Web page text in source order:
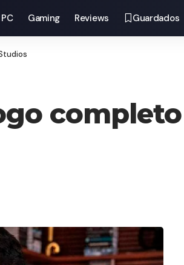
PC Gaming Reviews Guardados